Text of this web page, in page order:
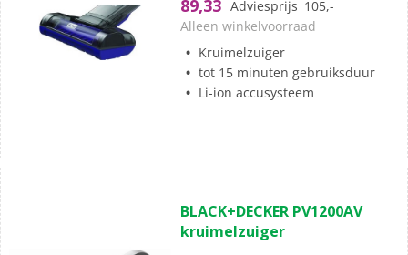
sterren.
89,33 Adviesprijs 105,-
Alleen winkelvoorraad
Kruimelzuiger
tot 15 minuten gebruiksduur
Li-ion accusysteem
van
de
BLACK+DECKER PV1200AV
kruimelzuiger